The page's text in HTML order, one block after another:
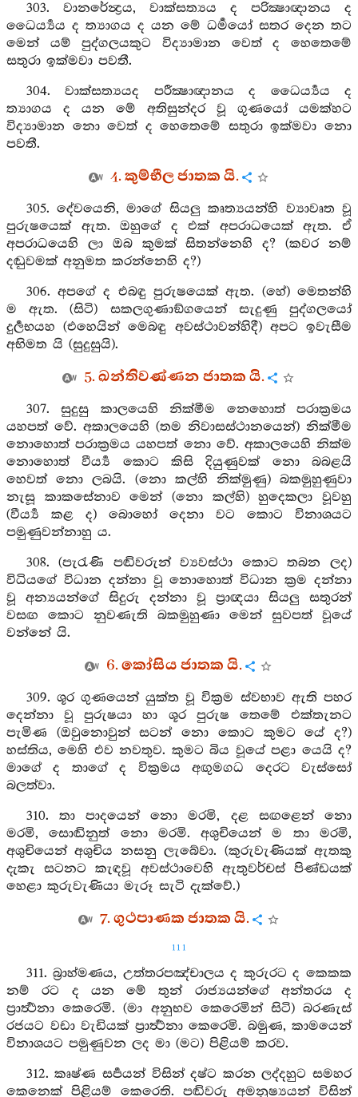
303. වානරේන්‍ද්‍රය, වාක්සත්‍යය ද පරික්‍ෂාඥානය ද
ධෛර්‍ය්‍යය ද ත්‍යාගය ද යන මේ ධර්‍මයෝ සතර දෙන තට
මෙන් යම් පුද්ගලයකුට විද්‍යාමාන වෙත් ද හෙතෙමේ
සතුරා ඉක්මවා පවතී.
304. වාක්සත්‍යයද පරීක්‍ෂාඥානය ද ධෛර්‍ය්‍යය ද
ත්‍යාගය ද යන මේ අතිසුන්දර වූ ගුණයෝ යමක්හට
විද්‍යාමාන නො වෙත් ද හෙතෙමේ සතුරා ඉක්මවා නො
පවතී.
4. කුම්භීල ජාතක යි.
305. දේවයෙනි, මාගේ සියලු කෘත්‍යයන්හි ව්‍යාවෘත වූ
පුරුෂයෙක් ඇත. ඔහුගේ ද එක් අපරාධයෙක් ඇත. ඒ
අපරාධයෙහි ලා ඔබ කුමක් සිතන්නෙහි ද? (කවර නම්
දඬුවමක් අනුමත කරන්නෙහි ද?)
306. අපගේ ද එබඳු පුරුෂයෙක් ඇත. (හේ) මෙතන්හි
ම ඇත. (සිටි) සකලගුණාඞ්ගයෙන් සැදුණු පුද්ගලයෝ
දුර්‍ලභයහ (එහෙයින් මෙබඳු අවස්ථාවන්හිදී) අපට ඉවැසීම
අභිමත යි (සුදුසුයි).
5. ඛන්තිවණ්ණන ජාතක යි.
307. සුදුසු කාලයෙහි නික්මීම නෙහොත් පරාක්‍රමය
යහපත් වේ. අකාලයෙහි (තම නිවාසස්ථානයෙන්) නික්මීම
නොහොත් පරාක්‍රමය යහපත් නො වේ. අකාලයෙහි නික්ම
නොහොත් වීර්‍ය්‍ය කොට කිසි දියුණුවක් නො බබළයි
හෙවත් නො ලබයි. (නො කල්හි නික්මුණු) බකමුහුණුවා
නැසූ කාකසේනාව මෙන් (නො කල්හි) හුදෙකලා වූවහු
(වීර්‍ය්‍ය කළ ද) බොහෝ දෙනා වට කොට විනාශයට
පමුණුවන්නාහු ය.
308. (පැරැණි පඬිවරුන් ව්‍යවස්ථා කොට තබන ලද)
විධියගේ විධාන දන්නා වූ නොහොත් විධාන ක්‍රම දන්නා
වූ අන්‍යයන්ගේ සිදුරු දන්නා වූ ප්‍රාඥයා සියලු සතුරන්
වසඟ කොට නුවණැති බකමුහුණා මෙන් සුවපත් වූයේ
වන්නේ යි.
6. කෝසිය ජාතක යි.
309. ශූර ගුණයෙන් යුක්ත වූ වික්‍රම ස්වභාව ඇති පහර
දෙන්නා වූ පුරුෂයා හා ශූර පුරුෂ තෙමේ එක්තැනට
පැමිණ (ඔවුනොවුන් සටන් නො කොට කුමට යේ ද?)
හස්තිය, මෙහි එව නවතුව. කුමට බිය වූයේ පළා යෙයි ද?
මාගේ ද තාගේ ද වික්‍රමය අඟුමගධ දෙරට වැස්සෝ
බලත්වා.
310. තා පාදයෙන් නො මරමි, දළ සඟළෙන් නො
මරමි, සොඬිනුත් නො මරමි. අශුචියෙන් ම තා මරමි,
අශුචියෙන් අශුචිය නසනු ලැබේවා. (කුරුවැණියක් ඇතකු
දැකැ සටනට කැඳවූ අවස්ථාවෙහි ඇතුවර්චස් පිණ්ඩයක්
හෙළා කුරුවැණියා මැරූ සැටි දැක්වේ.)
7. ගුථපාණක ජාතක යි.
111
311. බ්‍රාහ්මණය, උත්තරපඤ්චාලය ද කුරුරට ද කෙකක
නම් රට ද යන මේ තුන් රාජ්‍යයන්ගේ අන්තරය ද
ප්‍රාර්‍ත්‍ථනා කෙරෙමි. (මා අනුභව කෙරෙමින් සිටි) බරණැස්
රජයට වඩා වැඩියක් ප්‍රාර්‍ත්‍ථනා කෙරෙමි. බමුණ, කාමයෙන්
විනාශයට පමුණුවන ලද මා (මට) පිළියම් කරව.
312. කෘෂ්ණ සර්‍පයන් විසින් දෂ්ට කරන ලද්දහුට සමහර
කෙනෙක් පිළියම් කෙරෙති. පඬිවරු අමනුෂ්‍යයන් විසින්